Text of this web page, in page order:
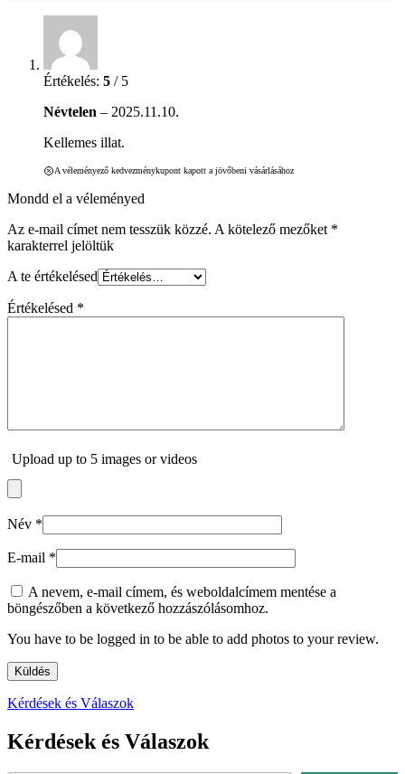
Értékelés: 5 / 5
Névtelen – 2025.11.10.
Kellemes illat.
A véleményező kedvezménykupont kapott a jövőbeni vásárlásához
Mondd el a véleményed
Az e-mail címet nem tesszük közzé. A kötelező mezőket *
karakterrel jelöltük
A te értékelésed
Értékelésed *
Upload up to 5 images or videos
Név *
E-mail *
A nevem, e-mail címem, és weboldalcímem mentése a
böngészőben a következő hozzászólásomhoz.
You have to be logged in to be able to add photos to your review.
Kérdések és Válaszok
Kérdések és Válaszok